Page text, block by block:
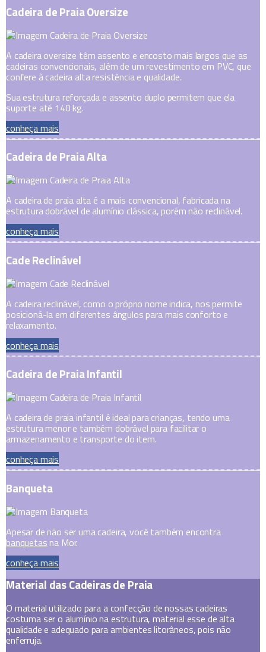
Cadeira de Praia Oversize
A cadeira oversize têm assento e encosto mais largos que as
cadeiras convencionais, além de um revestimento em PVC, que
confere à cadeira alta resistência e qualidade.
Sua estrutura reforçada e assento duplo permitem que ela
suporte até 140 kg.
conheça mais
Cadeira de Praia Alta
A cadeira de praia alta é a mais convencional, fabricada na
estrutura dobrável de alumínio clássica, porém não reclinável.
conheça mais
Cade Reclinável
A cadeira reclinável, como o próprio nome indica, nos permite
posicioná-la em diferentes ângulos para mais conforto e
relaxamento.
conheça mais
Cadeira de Praia Infantil
A cadeira de praia infantil é ideal para crianças, tendo uma
estrutura menor e também dobrável para facilitar o
armazenamento e transporte do item.
conheça mais
Banqueta
Apesar de não ser uma cadeira, você também encontra
banquetas na Mor.
conheça mais
Material das Cadeiras de Praia
O material utilizado para a confecção de nossas cadeiras
costuma ser o alumínio na estrutura, material esse de alta
qualidade e adequado para ambientes litorâneos, pois não
enferruja.